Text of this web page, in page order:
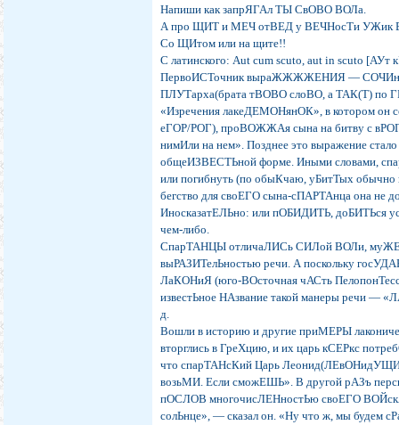
Напиши как запрЯГАл ТЫ СвОВО ВОЛа.
А про ЩИТ и МЕЧ отВЕД у ВЕЧНосТи УЖик
Со ЩИтом или на щите!!
С латинского: Aut cum scuto, aut in scuto
ПервоИСТочник выраЖЖЖЖЕНИЯ —
ПЛУТарха(брата тВОВО слоВО, а ТАК(Т) по
«Изречения лакеДЕМОНянОК», в котором он
еГОР/РОГ), проВОЖЖАя сына на битву с
нимИли на нем». Позднее это выражение
общеИЗВЕСТЬной форме. Иными словами,
или погибнуть (по обыКчаю, уБитТых
бегство для своЕГО сына-сПАРТАнца она не
ИносказатЕЛЬно: или пОБИДИТЬ, доБИТЬся
чем-либо.
СпарТАНЦЫ отличаЛИСь СИЛой ВОЛи,
выРАЗИТелЬностью речи. А поскольку
ЛаКОНиЯ (юго-ВОсточная чАСть
известЬное НАзвание такой манеры речи —
д.
Вошли в историю и другие приМЕРЫ
вторглись в ГреХцию, и их царь кСЕРкс
что спарТАНсКий Царь
возьМИ. Если сможЕШЬ». В другой рАЗъ
пОСЛОВ многочисЛЕНностЬю своЕГО
солЬнце», — сказал он. «Ну что ж, мы будем